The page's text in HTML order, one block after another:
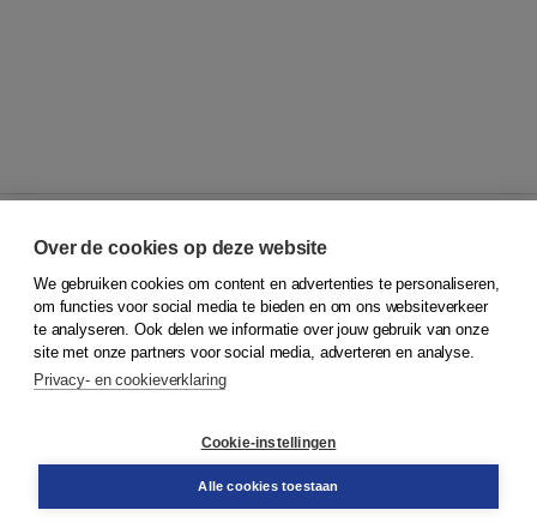
© 2026Koninklijke Boom uitgevers
Klantenservice
Service & informatie
Contact
Over de cookies op deze website
We gebruiken cookies om content en advertenties te personaliseren,
om functies voor social media te bieden en om ons websiteverkeer
te analyseren. Ook delen we informatie over jouw gebruik van onze
site met onze partners voor social media, adverteren en analyse.
Privacy- en cookieverklaring
Cookie-instellingen
Alle cookies toestaan